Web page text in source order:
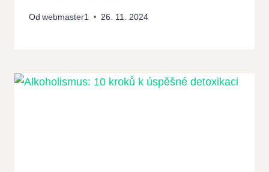
Od webmaster1 26. 11. 2024